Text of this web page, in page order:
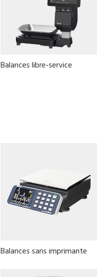
Balances libre-service
Balances sans imprimante